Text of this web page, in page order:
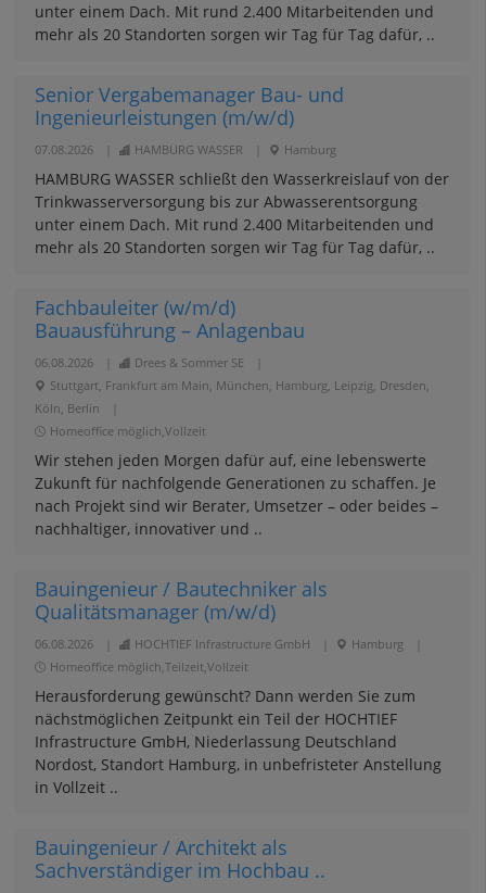
unter einem Dach. Mit rund 2.400 Mitarbeitenden und
mehr als 20 Standorten sorgen wir Tag für Tag dafür, ..
Senior Vergabemanager Bau- und
Ingenieurleistungen (m/w/d)
07.08.2026 HAMBURG WASSER Hamburg
HAMBURG WASSER schließt den Wasserkreislauf von der
Trinkwasserversorgung bis zur Abwasserentsorgung
unter einem Dach. Mit rund 2.400 Mitarbeitenden und
mehr als 20 Standorten sorgen wir Tag für Tag dafür, ..
Fachbauleiter (w/m/d)
Bauausführung – Anlagenbau
06.08.2026 Drees & Sommer SE
Stuttgart, Frankfurt am Main, München, Hamburg, Leipzig, Dresden,
Köln, Berlin
Homeoffice möglich,Vollzeit
Wir stehen jeden Morgen dafür auf, eine lebenswerte
Zukunft für nachfolgende Generationen zu schaffen. Je
nach Projekt sind wir Berater, Umsetzer – oder beides –
nachhaltiger, innovativer und ..
Bauingenieur / Bautechniker als
Qualitätsmanager (m/w/d)
06.08.2026 HOCHTIEF Infrastructure GmbH Hamburg
Homeoffice möglich,Teilzeit,Vollzeit
Herausforderung gewünscht? Dann werden Sie zum
nächstmöglichen Zeitpunkt ein Teil der HOCHTIEF
Infrastructure GmbH, Niederlassung Deutschland
Nordost, Standort Hamburg, in unbefristeter Anstellung
in Vollzeit ..
Bauingenieur / Architekt als
Sachverständiger im Hochbau ..